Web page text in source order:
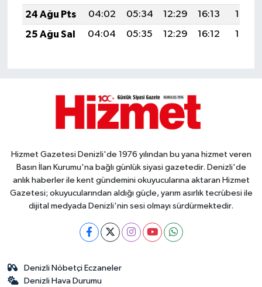
24 Ağu Pts
04:02 05:34 12:29 16:13
19:14
25 Ağu Sal
04:04 05:35 12:29 16:12 19:12
Hizmet Gazetesi Denizli'de 1976 yılından bu yana hizmet veren
Basın İlan Kurumu'na bağlı günlük siyasi gazetedir. Denizli'de
anlık haberler ile kent gündemini okuyucularına aktaran Hizmet
Gazetesi; okuyucularından aldığı güçle, yarım asırlık tecrübesi ile
dijital medyada Denizli'nin sesi olmayı sürdürmektedir.
Denizli Nöbetçi Eczaneler
Denizli Hava Durumu